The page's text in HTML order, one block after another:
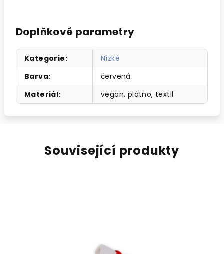
Doplňkové parametry
Kategorie:
Nízké
Barva:
červená
Materiál: vegan, plátno, textil
Související produkty